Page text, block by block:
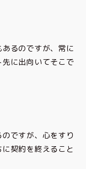
るのですが、常に
に出向いてそこで
ですが、心をすり
契約を終えること